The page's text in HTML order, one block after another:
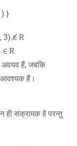
}
3) ∉ R
∈ R
अवयव हैं, जबकि
आवश्यक हैं।
ही संक्रामक है परन्तु